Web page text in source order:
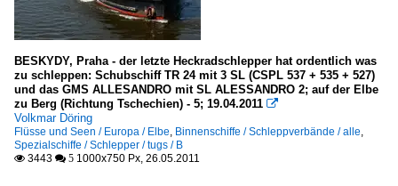
BESKYDY, Praha - der letzte Heckradschlepper hat ordentlich was
zu schleppen: Schubschiff TR 24 mit 3 SL (CSPL 537 + 535 + 527)
und das GMS ALLESANDRO mit SL ALESSANDRO 2; auf der Elbe
zu Berg (Richtung Tschechien) - 5; 19.04.2011 
Volkmar Döring
Flüsse und Seen / Europa / Elbe, Binnenschiffe / Schleppverbände / alle,
Spezialschiffe / Schlepper / tugs / B
 3443  5 1000x750 Px, 26.05.2011